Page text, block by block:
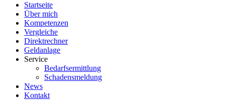
Startseite
Über mich
Kompetenzen
Vergleiche
Direktrechner
Geldanlage
Service
Bedarfsermittlung
Schadensmeldung
News
Kontakt